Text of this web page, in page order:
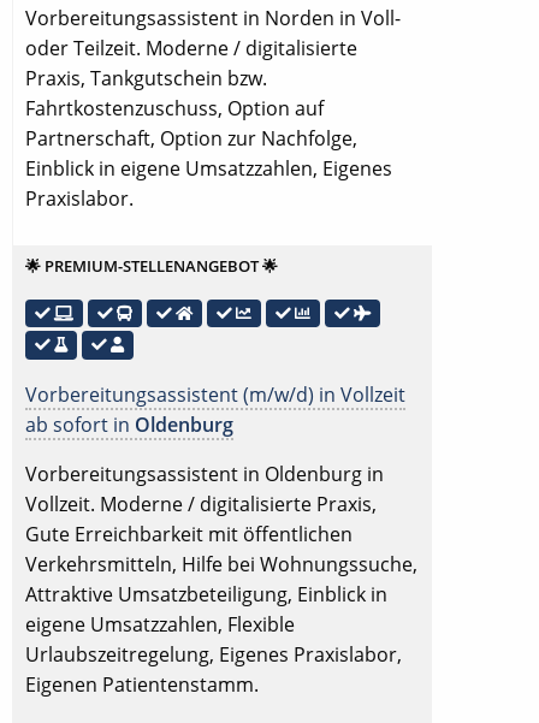
Vorbereitungsassistent in Norden in Voll-
oder Teilzeit. Moderne / digitalisierte
Praxis, Tankgutschein bzw.
Fahrtkostenzuschuss, Option auf
Partnerschaft, Option zur Nachfolge,
Einblick in eigene Umsatzzahlen, Eigenes
Praxislabor.
🌟 PREMIUM-STELLENANGEBOT 🌟
Vorbereitungsassistent (m/w/d) in Vollzeit
ab sofort in Oldenburg
Vorbereitungsassistent in Oldenburg in
Vollzeit. Moderne / digitalisierte Praxis,
Gute Erreichbarkeit mit öffentlichen
Verkehrsmitteln, Hilfe bei Wohnungssuche,
Attraktive Umsatzbeteiligung, Einblick in
eigene Umsatzzahlen, Flexible
Urlaubszeitregelung, Eigenes Praxislabor,
Eigenen Patientenstamm.